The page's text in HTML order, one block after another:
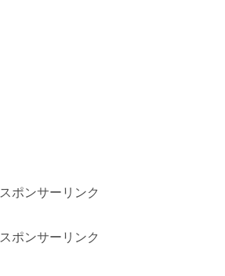
スポンサーリンク
スポンサーリンク